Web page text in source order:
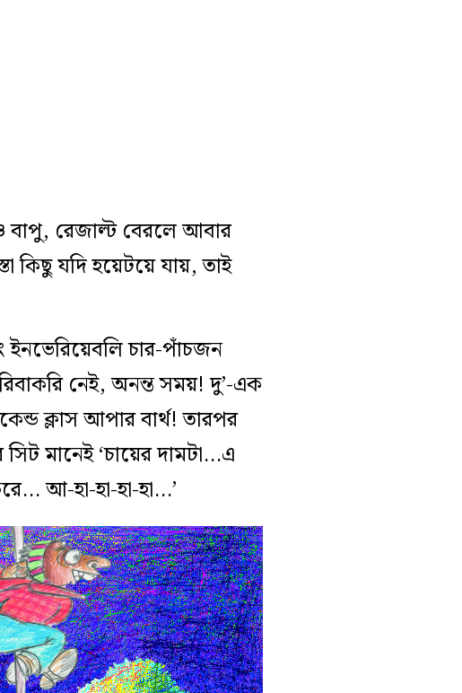
বাপু, রেজাল্ট বেরলে আবার
কিছু যদি হয়েটয়ে যায়, তাই
চার-পাঁচজন
নেই, অনন্ত সময়! দু’-এক
ক্লাস আপার বার্থ! তারপর
মানেই ‘চায়ের দামটা…এ
আ-হা-হা-হা-হা…’